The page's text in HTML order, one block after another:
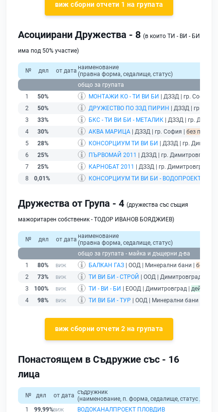
виж сборни отчети 1 на групата
Асоциирани Дружества - 8 (в които ТИ - ВИ - БИ
има под 50% участие)
№ дял от дата наименование
(правна форма, седалище, статус)
общо за групата
1
50% МОНТАЖИ КО - ТИ ВИ БИ | ДЗЗД | гр. София |
2
50% ДРУЖЕСТВО ПО ЗЗД ПИРИН
| ДЗЗД | гр.
3
33% БКС - ТИ ВИ БИ - МЕТАЛИК | ДЗЗД | гр.
4
30% АКВА МАРИЦА | ДЗЗД | гр. София | без
5
28% КОНСОРЦИУМ ТИ ВИ БИ
| ДЗЗД | гр.
6
25% ПЪРВОМАЙ 2011 | ДЗЗД | гр. Димитровград |
7
25% КАРНОБАТ 2011 | ДЗЗД | гр. Димитровград |
8
0,01% КОНСОРЦИУМ ТИ ВИ БИ - ВОДОПРОЕКТ ДЗЗД
Дружества от Група - 4 (дружества със същия
мажоритарен собственик - ТОДОР ИВАНОВ БОЯДЖИЕВ)
№ дял от дата наименование
(правна форма, седалище, статус)
общо за групата - майка и дъщерни д-ва
1
80% БАЛКАН ГАЗ | ООД | Минерални бани | без
2
73% ТИ ВИ БИ - СТРОЙ | ООД | Димитровград |
3
100% ТИ - ВИ - БИ | ЕООД | Димитровград | действащ
4
98% ТИ ВИ БИ - ТУР | ООД | Минерални бани |
виж сборни отчети 2 на групата
Понастоящем в Съдружие със - 16
лица
№ дял от дата съдружник
(наименование, п. форма, седалище, статус /
1
99,99%
ВОДОКАНАЛПРОЕКТ ПЛОВДИВ